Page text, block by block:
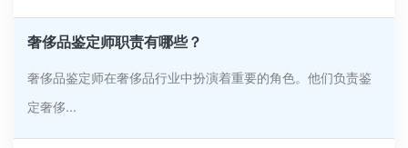
奢侈品鉴定师职责有哪些？
奢侈品鉴定师在奢侈品行业中扮演着重要的角色。他们负责鉴
定奢侈...